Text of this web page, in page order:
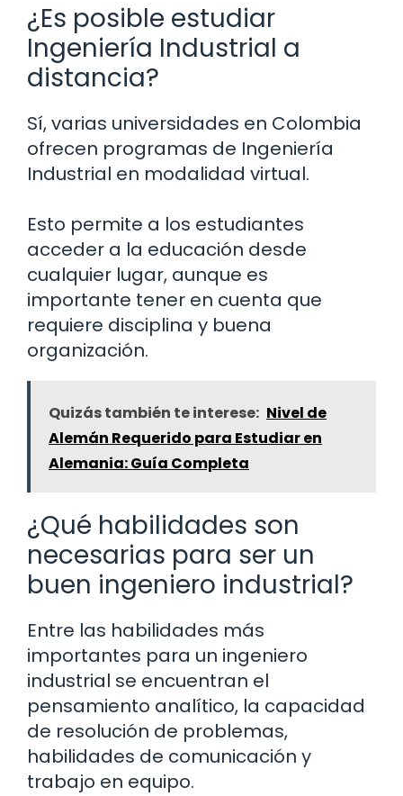
¿Es posible estudiar
Ingeniería Industrial a
distancia?
Sí, varias universidades en Colombia
ofrecen programas de Ingeniería
Industrial en modalidad virtual.
Esto permite a los estudiantes
acceder a la educación desde
cualquier lugar, aunque es
importante tener en cuenta que
requiere disciplina y buena
organización.
Quizás también te interese: Nivel de
Alemán Requerido para Estudiar en
Alemania: Guía Completa
¿Qué habilidades son
necesarias para ser un
buen ingeniero industrial?
Entre las habilidades más
importantes para un ingeniero
industrial se encuentran el
pensamiento analítico, la capacidad
de resolución de problemas,
habilidades de comunicación y
trabajo en equipo.